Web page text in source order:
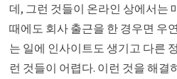
데, 그런 것들이 온라인 상에서는
때에도 회사 출근을 한 경우면 우
는 일에 인사이트도 생기고 다른
런 것들이 어렵다. 이런 것을 해결